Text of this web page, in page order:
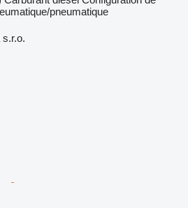
pneumatique